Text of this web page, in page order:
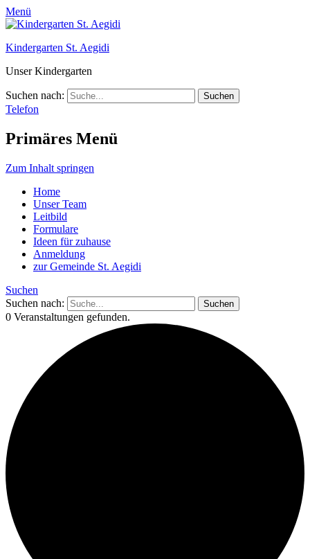
Menü
Kindergarten St. Aegidi
Unser Kindergarten
Suchen nach:
Telefon
Primäres Menü
Zum Inhalt springen
Home
Unser Team
Leitbild
Formulare
Ideen für zuhause
Anmeldung
zur Gemeinde St. Aegidi
Suchen
Suchen nach:
0 Veranstaltungen gefunden.